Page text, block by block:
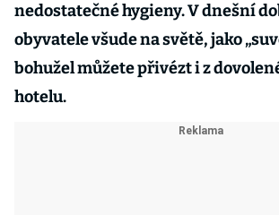
nedostatečné hygieny. V dnešní
obyvatele všude na světě, jako
bohužel můžete přivézt i z
hotelu.